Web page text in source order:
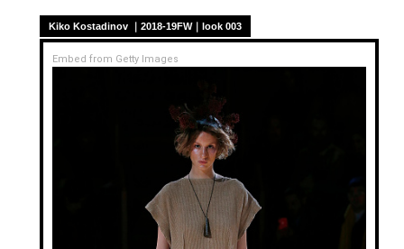
Kiko Kostadinov ｜2018-19FW｜look 003
Embed from Getty Images